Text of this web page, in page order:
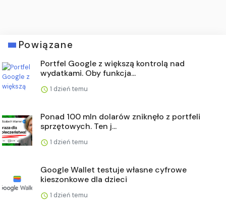
Powiązane
Portfel Google z większą kontrolą nad
wydatkami. Oby funkcja...
1 dzień temu
Ponad 100 mln dolarów zniknęło z portfeli
sprzętowych. Ten j...
1 dzień temu
Google Wallet testuje własne cyfrowe
kieszonkowe dla dzieci
1 dzień temu